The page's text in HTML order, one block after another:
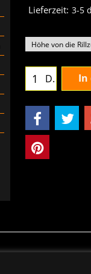
Lieferzeit: 3-5
D. In